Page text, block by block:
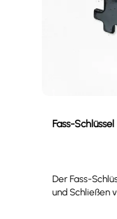
Fass-Schlüssel
Der Fass-
und Schließen